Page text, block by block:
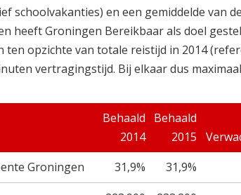
schoolvakanties) en een gemiddelde van
heeft Groningen Bereikbaar als doel
opzichte van totale reistijd in 2014
vertragingstijd. Bij elkaar dus
Behaald
2014
Behaald
2015
Groningen
31,9% 31,9%